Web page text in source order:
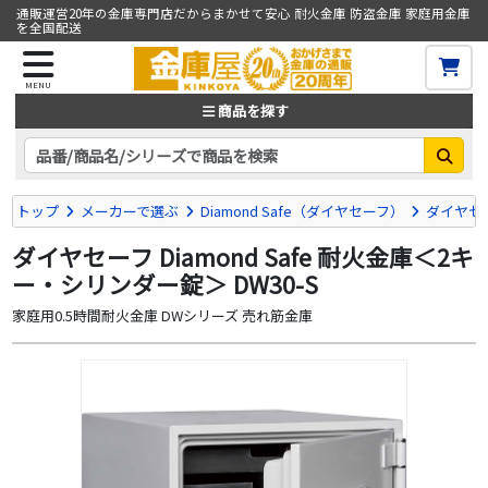
通販運営20年の金庫専門店だからまかせて安心 耐火金庫 防盗金庫 家庭用金庫
を全国配送
MENU
商品を探す
トップ メーカーで選ぶ Diamond Safe（ダイヤセーフ） ダイヤセ
ダイヤセーフ Diamond Safe 耐火金庫＜2キ
ー・シリンダー錠＞ DW30-S
家庭用0.5時間耐火金庫 DWシリーズ 売れ筋金庫